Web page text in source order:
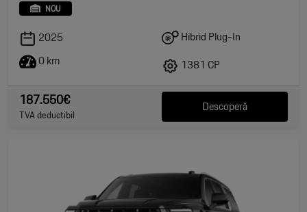
NOU
2025
0 km
Hibrid Plug-In
1381 CP
187.550€
TVA deductibil Descoperă